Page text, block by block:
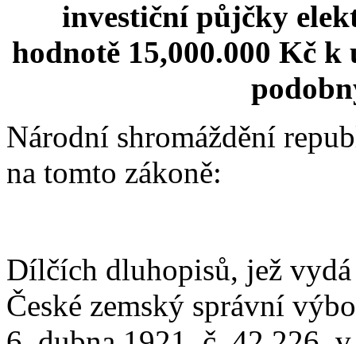
investiční půjčky
hodnotě 15,000.000 Kč
Národní shromáždění
na tomto zákoně:
Dílčích dluhopisů, jež vydá
České zemský správní